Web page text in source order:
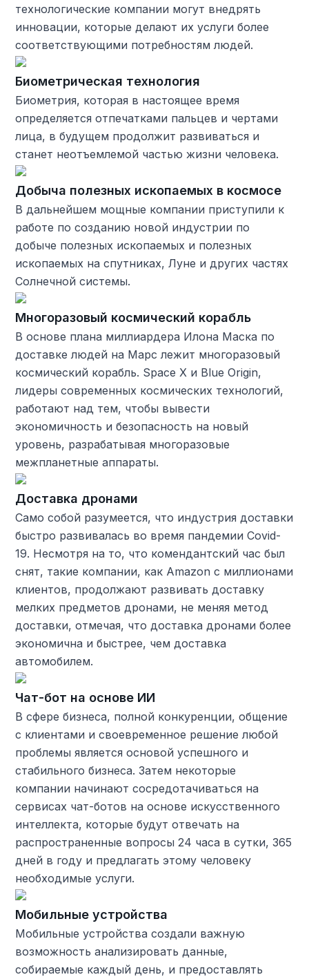
технологические компании могут внедрять
инновации, которые делают их услуги более
соответствующими потребностям людей.
Биометрическая технология
Биометрия, которая в настоящее время
определяется отпечатками пальцев и чертами
лица, в будущем продолжит развиваться и
станет неотъемлемой частью жизни человека.
Добыча полезных ископаемых в космосе
В дальнейшем мощные компании приступили к
работе по созданию новой индустрии по
добыче полезных ископаемых и полезных
ископаемых на спутниках, Луне и других частях
Солнечной системы.
Многоразовый космический корабль
В основе плана миллиардера Илона Маска по
доставке людей на Марс лежит многоразовый
космический корабль. Space X и Blue Origin,
лидеры современных космических технологий,
работают над тем, чтобы вывести
экономичность и безопасность на новый
уровень, разрабатывая многоразовые
межпланетные аппараты.
Доставка дронами
Само собой разумеется, что индустрия доставки
быстро развивалась во время пандемии Covid-
19. Несмотря на то, что комендантский час был
снят, такие компании, как Amazon с миллионами
клиентов, продолжают развивать доставку
мелких предметов дронами, не меняя метод
доставки, отмечая, что доставка дронами более
экономична и быстрее, чем доставка
автомобилем.
Чат-бот на основе ИИ
В сфере бизнеса, полной конкуренции, общение
с клиентами и своевременное решение любой
проблемы является основой успешного и
стабильного бизнеса. Затем некоторые
компании начинают сосредотачиваться на
сервисах чат-ботов на основе искусственного
интеллекта, которые будут отвечать на
распространенные вопросы 24 часа в сутки, 365
дней в году и предлагать этому человеку
необходимые услуги.
Мобильные устройства
Мобильные устройства создали важную
возможность анализировать данные,
собираемые каждый день, и предоставлять